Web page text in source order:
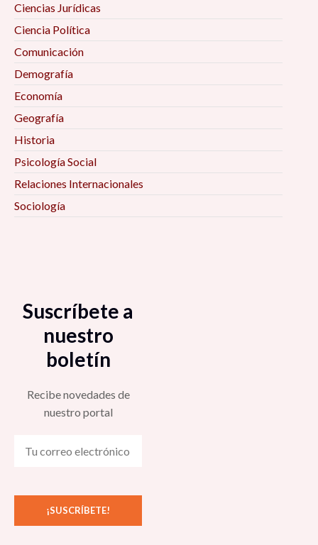
Ciencias Jurídicas
Ciencia Política
Comunicación
Demografía
Economía
Geografía
Historia
Psicología Social
Relaciones Internacionales
Sociología
Suscríbete a
nuestro
boletín
Recibe novedades de
nuestro portal